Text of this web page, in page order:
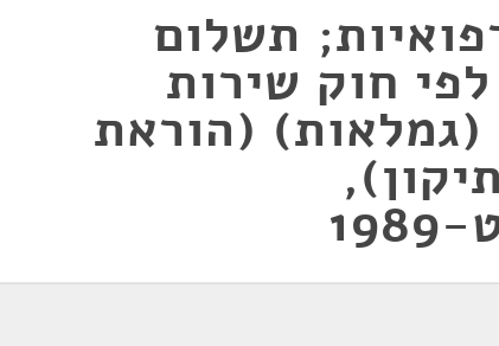
תשלום
חוק שירות
(גמלאות) (הוראת